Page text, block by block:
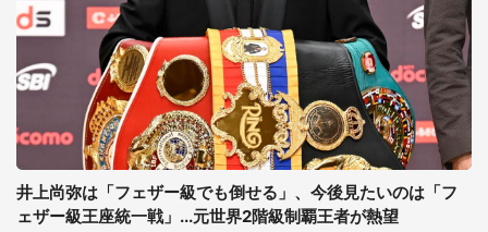
井上尚弥は「フェザー級でも倒せる」、今後見たいのは「フ
ェザー級王座統一戦」...元世界2階級制覇王者が熱望